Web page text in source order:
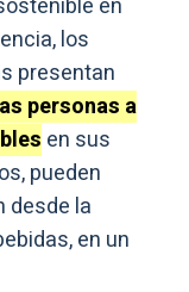
en
los
presentan
personas a
en sus
pueden
desde la
en un